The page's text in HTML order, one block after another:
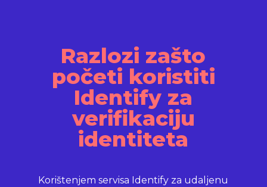
Razlozi zašto
početi koristiti
Identify za
verifikaciju
identiteta
Korištenjem servisa Identify za udaljenu